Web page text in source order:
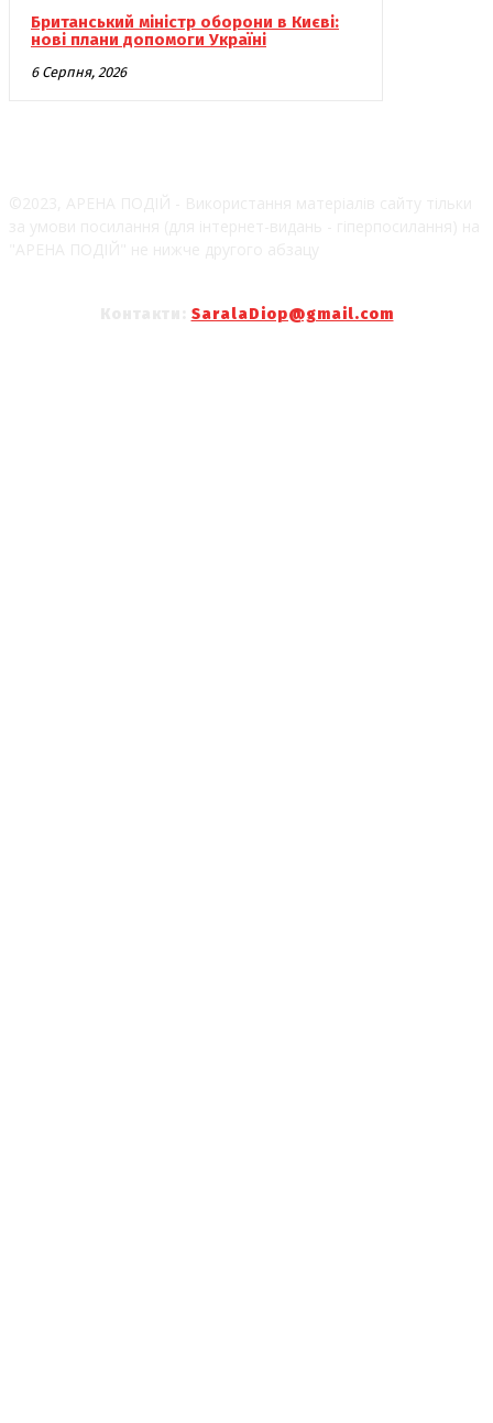
Британський міністр оборони в Києві:
нові плани допомоги Україні
6 Серпня, 2026
SaralaDiop@gmail.com